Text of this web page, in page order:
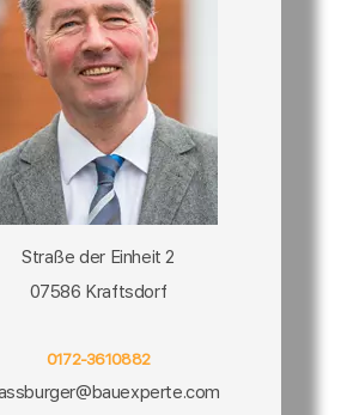
Straße der Einheit 2
07586 Kraftsdorf
0172-3610882